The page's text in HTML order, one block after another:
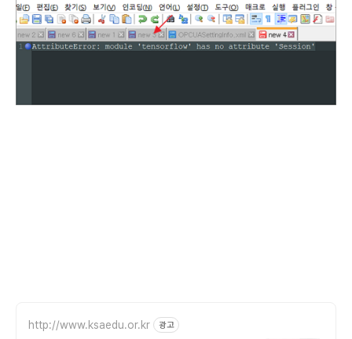
http://www.ksaedu.or.kr 광고